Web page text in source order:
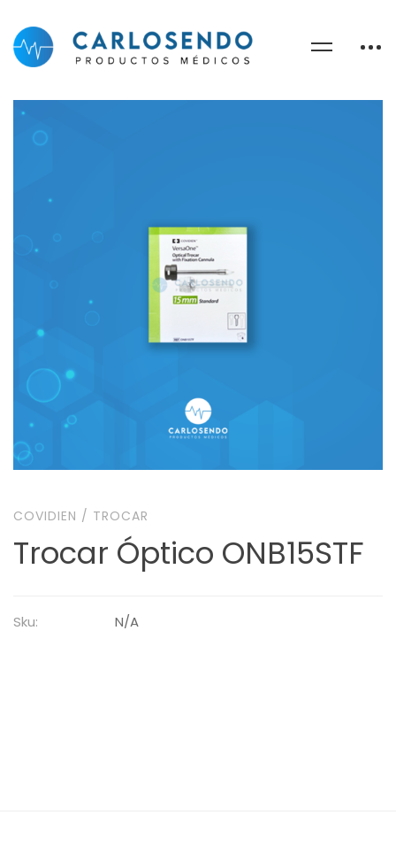
COVIDIEN / TROCAR
Trocar Óptico ONB15STF
Sku: N/A